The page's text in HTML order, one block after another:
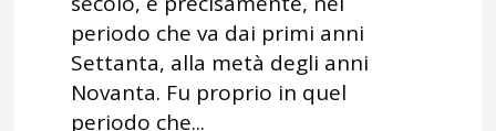
periodo che va dai primi anni
Settanta, alla metà degli anni
Novanta. Fu proprio in quel
periodo che...